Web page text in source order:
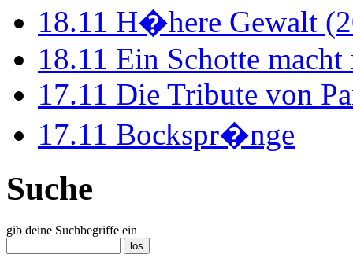
18.11 H�here Gewalt
18.11 Ein Schotte
17.11 Die Tribute von
17.11 Bockspr�nge
Suche
gib deine Suchbegriffe ein